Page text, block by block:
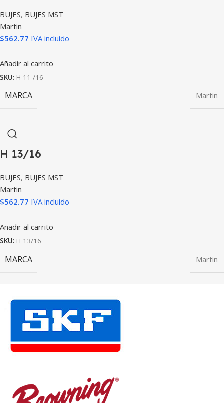
BUJES, BUJES MST
Martin
$562.77 IVA incluido
Añadir al carrito
SKU: H 11 /16
MARCA Martin
H 13/16
BUJES, BUJES MST
Martin
$562.77 IVA incluido
Añadir al carrito
SKU: H 13/16
MARCA Martin